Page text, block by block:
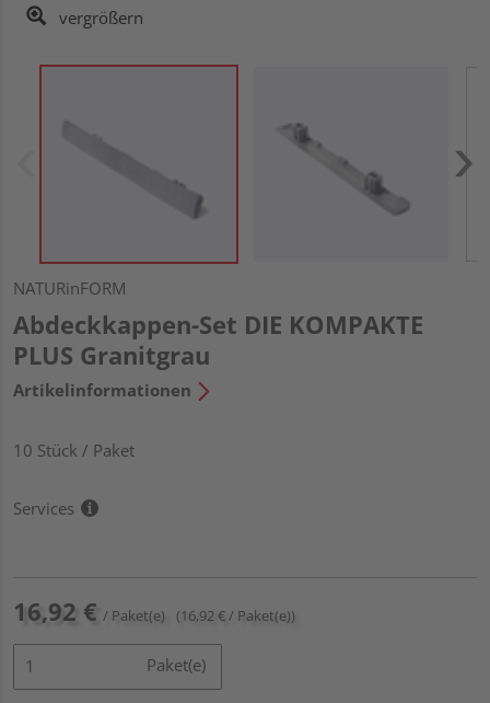
vergrößern
NATURinFORM
Abdeckkappen-Set DIE KOMPAKTE
PLUS Granitgrau
Artikelinformationen
10 Stück / Paket
Services
16,92 € / Paket(e) (16,92 € / Paket(e))
Paket(e)